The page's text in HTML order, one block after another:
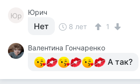
Юр Юрич
Нет 8 лет 1
Валентина Гончаренко
А так?